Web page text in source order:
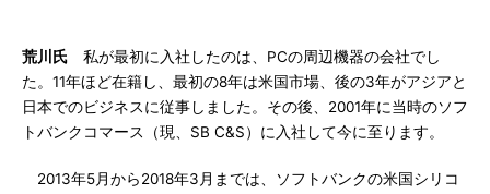
荒川氏 私が最初に入社したのは、PCの周辺機器の会社でし
た。11年ほど在籍し、最初の8年は米国市場、後の3年がアジアと
日本でのビジネスに従事しました。その後、2001年に当時のソフ
トバンクコマース（現、SB C&S）に入社して今に至ります。
2013年5月から2018年3月までは、ソフトバンクの米国シリコ